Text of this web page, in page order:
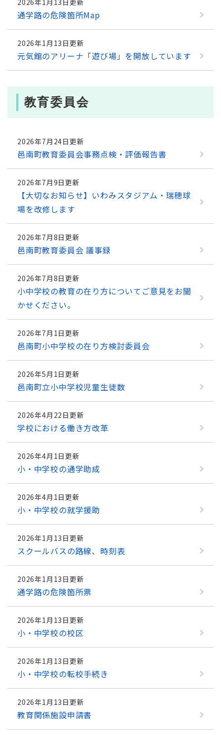
2026年1月13日更新
通学路の危険箇所Map
2026年1月13日更新
元気館のアリーナ「遊び場」を開放しています
教育委員会
2026年7月24日更新
邑南町教育委員会事務点検・評価報告書
2026年7月9日更新
【大切なお知らせ】いわみスタジアム・瑞穂球
場を改修します
2026年7月8日更新
邑南町教育委員会 議事録
2026年7月8日更新
小中学校の教育の在り方についてご意見をお聞
かせください。
2026年7月1日更新
邑南町小中学校の在り方検討委員会
2026年5月1日更新
邑南町立小中学校児童生徒数
2026年4月22日更新
学校における働き方改革
2026年4月1日更新
小・中学校の通学助成
2026年4月1日更新
小・中学校の就学援助
2026年1月13日更新
スクールバスの路線、時刻表
2026年1月13日更新
通学路の危険箇所票
2026年1月13日更新
小・中学校の校区
2026年1月13日更新
小・中学校の転校手続き
2026年1月13日更新
教育関係施設申請書